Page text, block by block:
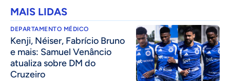
MAIS LIDAS
DEPARTAMENTO MÉDICO
Kenji, Néiser, Fabrício Bruno
e mais: Samuel Venâncio
atualiza sobre DM do
Cruzeiro